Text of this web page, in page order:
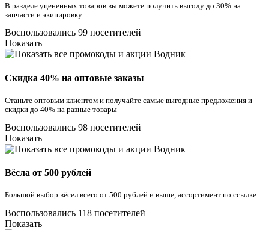
В разделе уцененных товаров вы можете получить выгоду до 30% на
запчасти и экипировку
Воспользовались 99 посетителей
Показать
Скидка 40% на оптовые заказы
Станьте оптовым клиентом и получайте самые выгодные предложения и
скидки до 40% на разные товары
Воспользовались 98 посетителей
Показать
Вёсла от 500 рублей
Большой выбор вёсел всего от 500 рублей и выше, ассортимент по ссылке.
Воспользовались 118 посетителей
Показать